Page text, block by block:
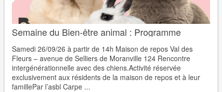
Semaine du Bien-être animal : Programme
Samedi 26/09/26 à partir de 14h Maison de repos Val des
Fleurs – avenue de Selliers de Moranville 124 Rencontre
intergénérationnelle avec des chiens.Activité réservée
exclusivement aux résidents de la maison de repos et à leur
famillePar l’asbl Carpe ...